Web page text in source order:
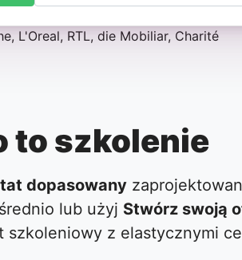
to szkolenie
dopasowany
lub użyj Stwórz swoją
szkoleniowy z elastycznymi